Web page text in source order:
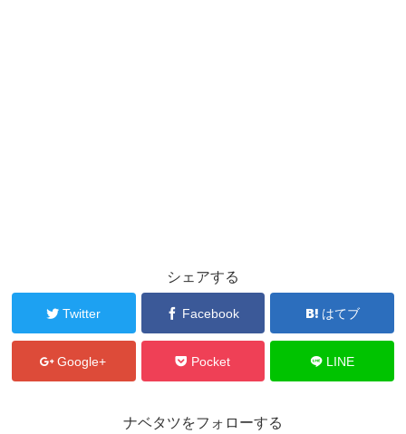
シェアする
Twitter Facebook はてブ
Google+ Pocket LINE
ナベタツをフォローする